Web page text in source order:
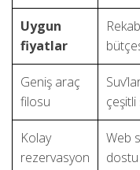
Uygun
fiyatlar
Geniş araç
filosu
Kolay
rezervasyon
Web